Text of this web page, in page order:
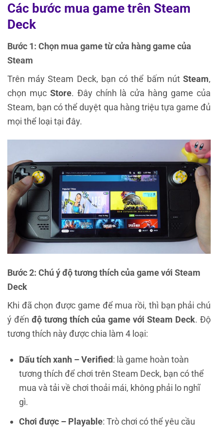
Các bước mua game trên Steam
Deck
Bước 1: Chọn mua game từ cửa hàng game của
Steam
Trên máy Steam Deck, bạn có thể bấm nút Steam,
chọn mục Store. Đây chính là cửa hàng game của
Steam, bạn có thể duyệt qua hàng triệu tựa game đủ
mọi thể loại tại đây.
Bước 2: Chú ý độ tương thích của game với Steam
Deck
Khi đã chọn được game để mua rồi, thì bạn phải chú
ý đến độ tương thích của game với Steam Deck. Độ
tương thích này được chia làm 4 loại:
Dấu tích xanh – Verified: là game hoàn toàn
tương thích để chơi trên Steam Deck, bạn có thể
mua và tải về chơi thoải mái, không phải lo nghĩ
gì.
Chơi được – Playable: Trò chơi có thể yêu cầu